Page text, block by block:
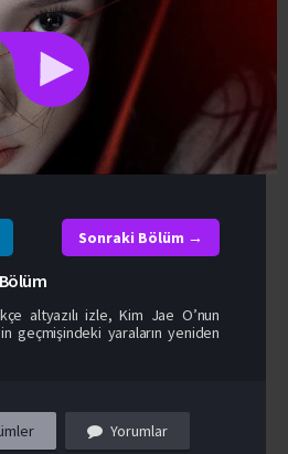
Sonraki Bölüm →
altyazılı izle, Kim Jae O’nun
geçmişindeki yaraların yeniden
Yorumlar